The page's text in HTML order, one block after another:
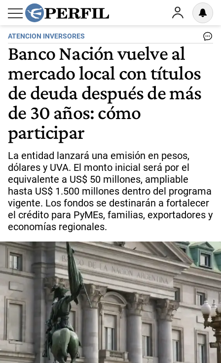
ATENCION INVERSORES
Banco Nación vuelve al
mercado local con títulos
de deuda después de más
de 30 años: cómo
participar
La entidad lanzará una emisión en pesos,
dólares y UVA. El monto inicial será por el
equivalente a US$ 50 millones, ampliable
hasta US$ 1.500 millones dentro del programa
vigente. Los fondos se destinarán a fortalecer
el crédito para PyMEs, familias, exportadores y
economías regionales.